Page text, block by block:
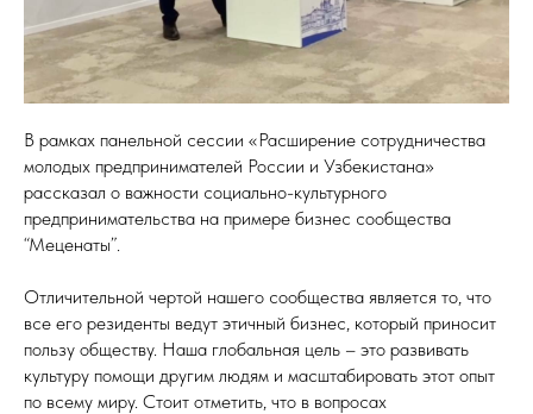
В рамках панельной сессии «Расширение сотрудничества
молодых предпринимателей России и Узбекистана»
рассказал о важности социально-культурного
предпринимательства на примере бизнес сообщества
“Меценаты”.
Отличительной чертой нашего сообщества является то, что
все его резиденты ведут этичный бизнес, который приносит
пользу обществу. Наша глобальная цель – это развивать
культуру помощи другим людям и масштабировать этот опыт
по всему миру. Стоит отметить, что в вопросах